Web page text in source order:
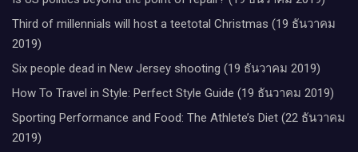
Third of millennials will host a teetotal Christmas (19 ธันวาคม
2019)
Six people dead in New Jersey shooting (19 ธันวาคม 2019)
How To Travel in Style: Perfect Style Guide (19 ธันวาคม 2019)
Sporting Performance and Food: The Athlete’s Diet (22 ธันวาคม
2019)